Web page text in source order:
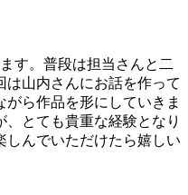
す。普段は担当さんと二
は山内さんにお話を作って
ら作品を形にしていきま
とても貴重な経験となり
しんでいただけたら嬉しい